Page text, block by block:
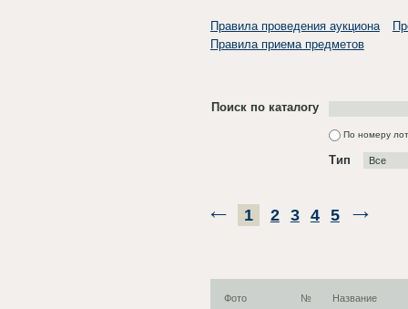
Правила проведения аукциона
Правила приема предметов
Поиск по каталогу
По номеру
Тип
1 2 3 4 5
Фото № Название